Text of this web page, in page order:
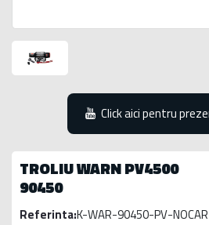
Click aici pentru
TROLIU WARN PV4500
90450
Referinta:K-WAR-90450-PV-NOCAR